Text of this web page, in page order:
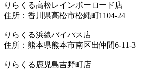
りらくる高松レインボーロード店
住所：香川県高松市松縄町1104-24
りらくる浜線バイパス店
住所：熊本県熊本市南区出仲間6-11-3
りらくる鹿児島吉野町店